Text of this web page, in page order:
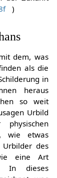
)
dem, was
als die
in
heraus
so weit
Urbild
wie etwas
des
eine Art
In dieses